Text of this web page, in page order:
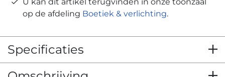
op de afdeling Boetiek & verlichting.
Specificaties